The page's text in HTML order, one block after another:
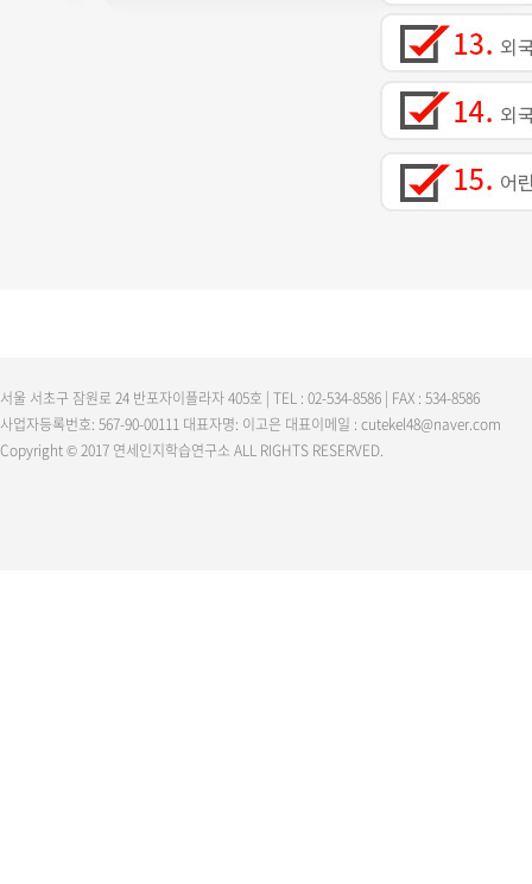
서울 서초구 잠원로 24 반포자이플라자 405호 | TEL : 02-534-8586 | FAX : 534-8586
사업자등록번호: 567-90-00111 대표자명: 이고은 대표이메일 : cutekel48@naver.com
Copyright © 2017 연세인지학습연구소 ALL RIGHTS RESERVED.